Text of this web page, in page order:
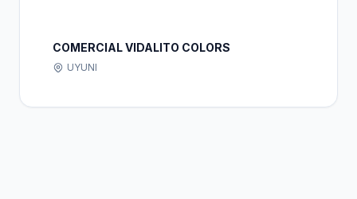
COMERCIAL VIDALITO COLORS
UYUNI